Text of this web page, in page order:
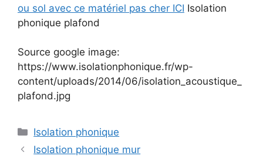
ou sol avec ce matériel pas cher ICI Isolation
phonique plafond
Source google image:
https://www.isolationphonique.fr/wp-
content/uploads/2014/06/isolation_acoustique_
plafond.jpg
Catégories
Isolation phonique
Isolation phonique mur